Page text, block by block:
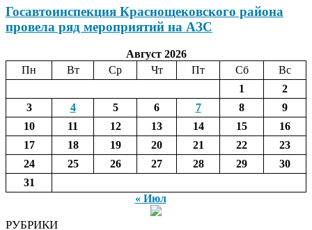
Госавтоинспекция Краснощековского района
провела ряд мероприятий на АЗС
Август 2026
Пн
Вт Ср Чт Пт Сб
Вс
1
2
3
4 5 6 7 8
9
10
11 12 13 14 15
16
17
18 19 20 21 22
23
24
25 26 27 28 29
30
31
« Июл
РУБРИКИ